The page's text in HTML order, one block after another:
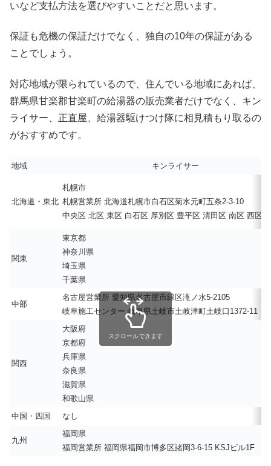
いなど支払方法を選びやすいことだと思います。
保証も危機の保証だけでなく、独自の10年の保証がある
ことでしょう。
対応地域が限られているので、住んでいる地域にあれば、
群馬県甘楽郡甘楽町の給湯器の販売業者だけでなく、キン
ライサー、正直屋、給湯器駆けつけ隊に相見積もり取るの
がおすすめです。
地域 キンライサー
北海道・東北
札幌市
札幌営業所 北海道札幌市白石区菊水元町五条2-3-10
中央区 北区 東区 白石区 厚別区 豊平区 清田区 南区 西区
関東
東京都
神奈川県
埼玉県
千葉県
中部
名古屋営業所 愛知県名古屋市緑区滝ノ水5-2105
岐阜施工センター 岐阜県土岐市土岐津町土岐口1372-11
関西
大阪府
京都府
兵庫県
奈良県
滋賀県
和歌山県
中国・四国
なし
九州
福岡県
福岡営業所 福岡県福岡市博多区諸岡3-6-15 KSJビル1F
スクロールできます